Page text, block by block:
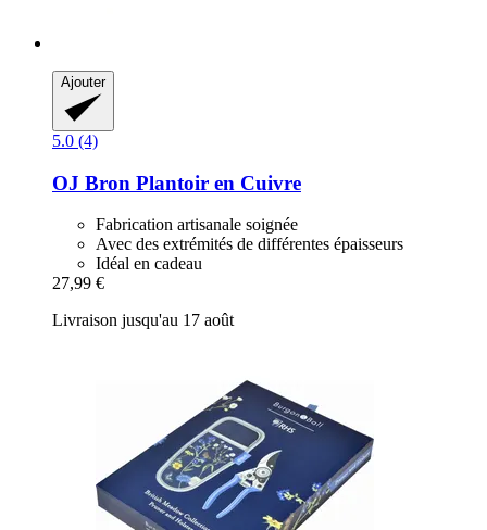
Ajouter
5.0 (4)
OJ Bron Plantoir en Cuivre
Fabrication artisanale soignée
Avec des extrémités de différentes épaisseurs
Idéal en cadeau
27,99 €
Livraison jusqu'au 17 août